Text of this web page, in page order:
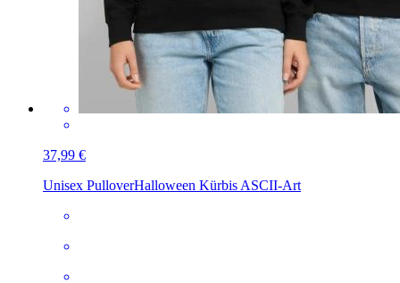
37,99 €
Unisex PulloverHalloween Kürbis ASCII-Art